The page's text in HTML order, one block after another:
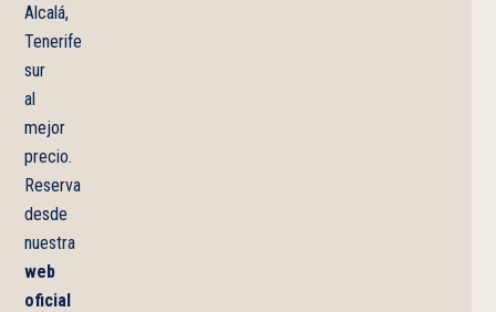
Alcalá,
Tenerife
sur
al
mejor
precio.
Reserva
desde
nuestra
web
oficial